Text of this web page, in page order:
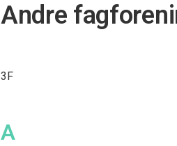
Andre
3F
A